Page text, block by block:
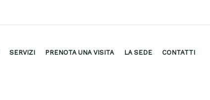
SERVIZI PRENOTA UNA VISITA LA SEDE CONTATTI